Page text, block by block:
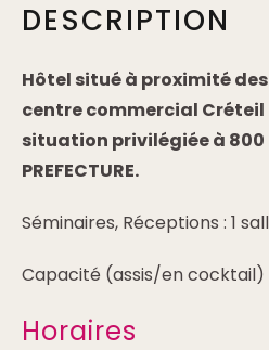
DESCRIPTION
Hôtel situé à proximité
centre commercial
situation privilégiée à 800
PREFECTURE.
Séminaires, Réceptions : 1
Capacité (assis/en cocktail)
Horaires